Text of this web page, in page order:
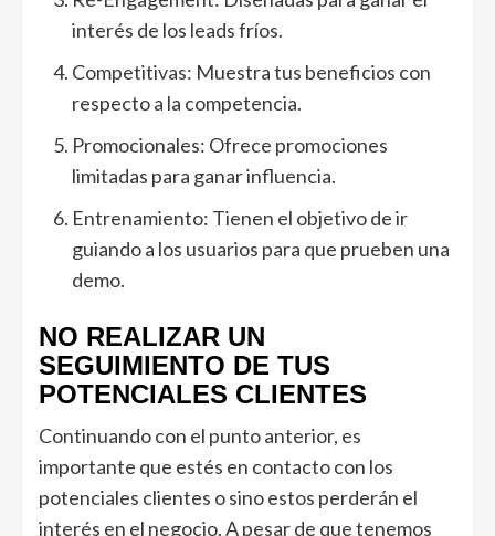
interés de los leads fríos.
Competitivas: Muestra tus beneficios con
respecto a la competencia.
Promocionales: Ofrece promociones
limitadas para ganar influencia.
Entrenamiento: Tienen el objetivo de ir
guiando a los usuarios para que prueben una
demo.
NO REALIZAR UN
SEGUIMIENTO DE TUS
POTENCIALES CLIENTES
Continuando con el punto anterior, es
importante que estés en contacto con los
potenciales clientes o sino estos perderán el
interés en el negocio. A pesar de que tenemos